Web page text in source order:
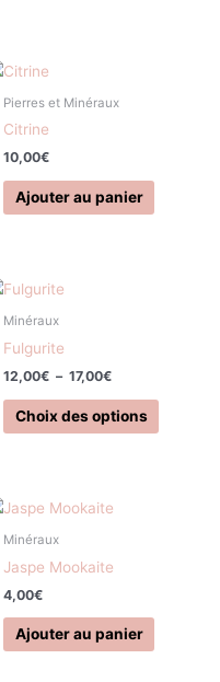
Pierres et Minéraux
Citrine
10,00€
Ajouter au panier
Minéraux
Fulgurite
12,00€ – 17,00€17,00€
Choix des options
options
Minéraux
Jaspe Mookaite
4,00€
Ajouter au panier